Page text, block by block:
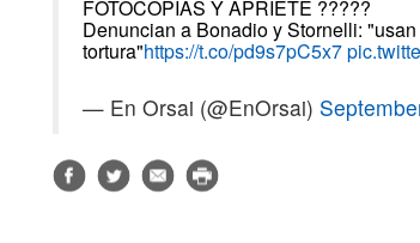
FOTOCOPIAS Y APRIETE ?????
Denuncian a Bonadio y Stornelli:
tortura"https://t.co/pd9s7pC5x7
— En Orsai (@EnOrsai)